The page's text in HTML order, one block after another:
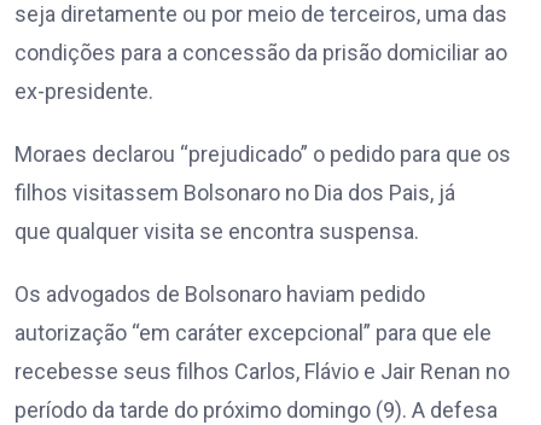
seja diretamente ou por meio de terceiros, uma das
condições para a concessão da prisão domiciliar ao
ex-presidente.
Moraes declarou “prejudicado” o pedido para que os
filhos visitassem Bolsonaro no Dia dos Pais, já
que qualquer visita se encontra suspensa.
Os advogados de Bolsonaro haviam pedido
autorização “em caráter excepcional” para que ele
recebesse seus filhos Carlos, Flávio e Jair Renan no
período da tarde do próximo domingo (9). A defesa